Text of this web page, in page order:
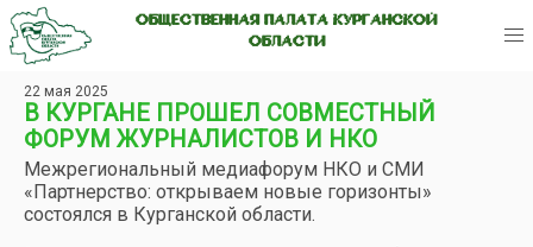
ОБЩЕСТВЕННАЯ ПАЛАТА КУРГАНСКОЙ
ОБЛАСТИ
22 мая 2025
В КУРГАНЕ ПРОШЕЛ СОВМЕСТНЫЙ
ФОРУМ ЖУРНАЛИСТОВ И НКО
Межрегиональный медиафорум НКО и СМИ
«Партнерство: открываем новые горизонты»
состоялся в Курганской области.